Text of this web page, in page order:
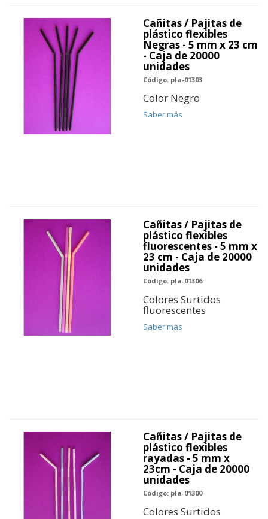
Cañitas / Pajitas de
plástico flexibles
Negras - 5 mm x 23 cm
- Caja de 20000
unidades
Código: pla-01303
Color Negro
Saber más
Cañitas / Pajitas de
plástico flexibles
fluorescentes - 5 mm x
23 cm - Caja de 20000
unidades
Código: pla-01306
Colores Surtidos
fluorescentes
Saber más
Cañitas / Pajitas de
plástico flexibles
rayadas - 5 mm x
23cm - Caja de 20000
unidades
Código: pla-01300
Colores Surtidos